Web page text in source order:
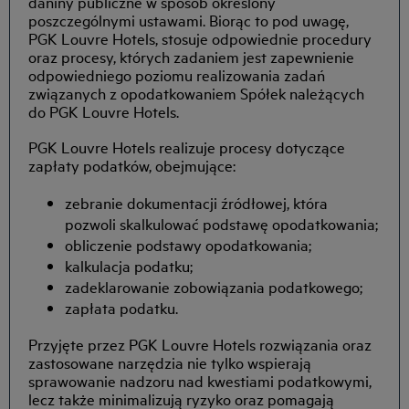
poszczególnymi ustawami. Biorąc to pod uwagę,
PGK Louvre Hotels, stosuje odpowiednie procedury
oraz procesy, których zadaniem jest zapewnienie
odpowiedniego poziomu realizowania zadań
związanych z opodatkowaniem Spółek należących
do PGK Louvre Hotels.
PGK Louvre Hotels realizuje procesy dotyczące
zapłaty podatków, obejmujące:
zebranie dokumentacji źródłowej, która
pozwoli skalkulować podstawę opodatkowania;
obliczenie podstawy opodatkowania;
kalkulacja podatku;
zadeklarowanie zobowiązania podatkowego;
zapłata podatku.
Przyjęte przez PGK Louvre Hotels rozwiązania oraz
zastosowane narzędzia nie tylko wspierają
sprawowanie nadzoru nad kwestiami podatkowymi,
lecz także minimalizują ryzyko oraz pomagają